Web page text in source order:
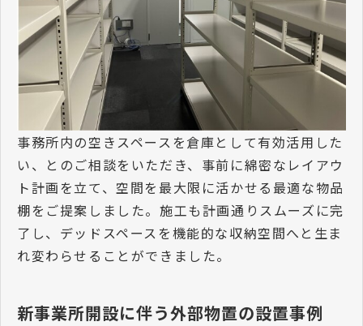
事務所内の空きスペースを倉庫として有効活用した
い、とのご相談をいただき、事前に綿密なレイアウ
ト計画を立て、空間を最大限に活かせる最適な物品
棚をご提案しました。施工も計画通りスムーズに完
了し、デッドスペースを機能的な収納空間へと生ま
れ変わらせることができました。
新事業所開設に伴う外部物置の設置事例